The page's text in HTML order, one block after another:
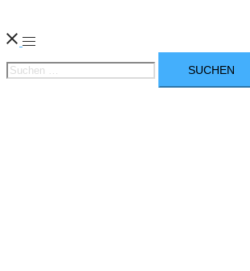
Menü
umschalten
Suchen
nach: